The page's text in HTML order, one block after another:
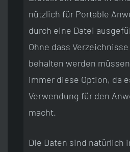
nützlich für Portable
durch eine Datei
Ohne dass
behalten werden
immer diese Option, da
Verwendung für den
macht.
Die Daten sind natürlich